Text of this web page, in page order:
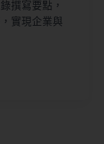
撰寫要點，
實現企業與